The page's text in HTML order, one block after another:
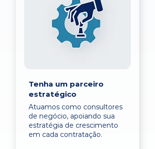
Tenha um parceiro
estratégico
Atuamos como consultores
de negócio, apoiando sua
estratégia de crescimento
em cada contratação.